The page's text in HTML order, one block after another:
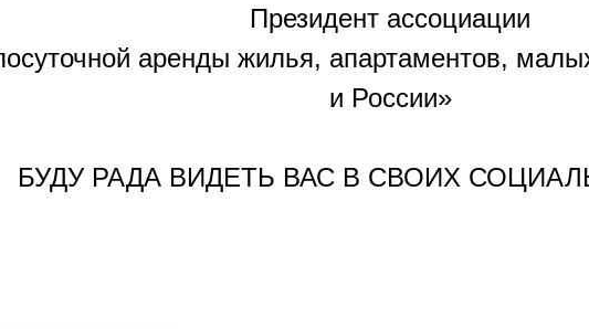
Президент ассоциации
аренды жилья, апартаментов,
и России»
БУДУ РАДА ВИДЕТЬ ВАС В СВОИХ